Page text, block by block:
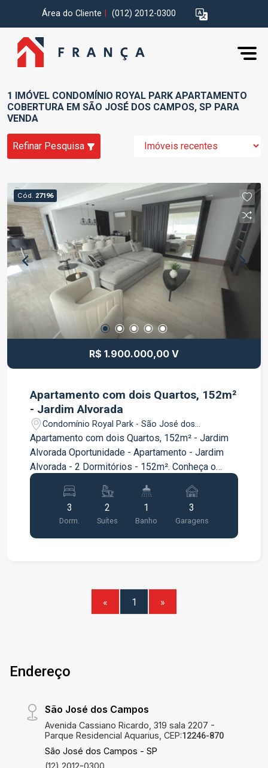
Área do Cliente (012) 2012-0300
1 IMÓVEL CONDOMÍNIO ROYAL PARK APARTAMENTO
COBERTURA EM SÃO JOSÉ DOS CAMPOS, SP PARA
VENDA
Refinar Pesquisa
Cód. 27196
R$ 1.900.000,00 V
Apartamento com dois Quartos, 152m²
- Jardim Alvorada
Condomínio Royal Park - São José dos
Campos/SP
Apartamento com dois Quartos, 152m² - Jardim
Alvorada Oportunidade - Apartamento - Jardim
Alvorada - 2 Dormitórios - 152m². Conheça o
Apartamento no Jardim Alvorada em São José
dos Campos, uma oportunidade imperdível para
viver com conforto e praticidade, de 152m² está
estrategicamente localizado próximo a
comércios, escolas, shoppings, supermercados,
- Cozinha - Sala de estar ampla e integrada - Sala
de jantar - Área de Serviço - 3 Quartos sendo
Que tal agendar uma visita e conhecer este
imóvel hoje mesmo?
3
Dorm.
2
Suítes
1
Banho
3
Garagens
« 1 »
Endereço
São José dos Campos
Avenida Cassiano Ricardo, 319 sala 2207 -
Parque Residencial Aquarius, CEP:12246-870
São José dos Campos - SP